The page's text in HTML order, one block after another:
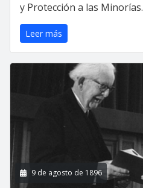
y Protección a las Minorías.
Leer más
9 de agosto de 1896